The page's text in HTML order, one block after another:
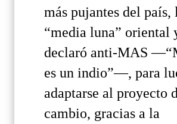
más pujantes del país,
“media luna” oriental
declaró anti-MAS
es un indio”—, para
adaptarse al proyecto
cambio, gracias a la